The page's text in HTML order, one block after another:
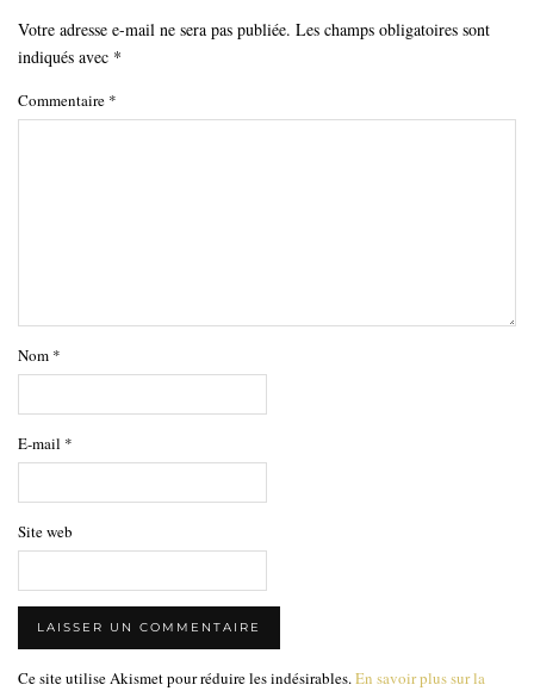
Votre adresse e-mail ne sera pas publiée. Les champs obligatoires sont
indiqués avec *
Commentaire *
Nom *
E-mail *
Site web
Ce site utilise Akismet pour réduire les indésirables. En savoir plus sur la